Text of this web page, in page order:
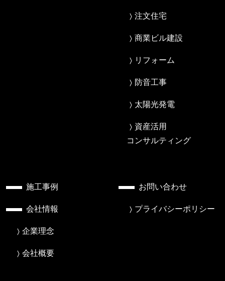
注文住宅
商業ビル建設
リフォーム
防音工事
太陽光発電
資産活用
コンサルティング
施工事例
会社情報
企業理念
会社概要
お問い合わせ
プライバシーポリシー